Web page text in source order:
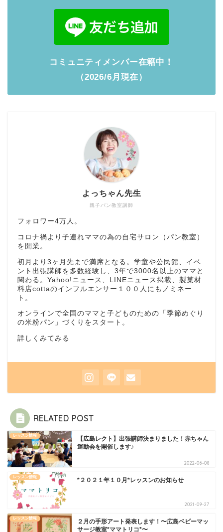
コミュニティメンバー在籍中！
（2026/6月現在）
親子パン教室講師
よっちゃん先生
フォロワー4万人。
コロナ禍より子連れママの為の自宅サロン（パン教室）
を開業。
初月より3ヶ月先まで満席となる。学童や公民館、イベ
ント出張講師を多数経験し、3年で3000名以上のママと
関わる。Yahoo!ニュース、LINEニュース掲載、製菓材
料店cottaのインフルエンサー１００人にもノミネー
ト。
オンラインで全国のママと子どものための「季節めぐり
の米粉パン」づくりをスタート。
詳しくみてみる
RELATED POST
レッスン情報
【広島レクト】出張講師決まりました！赤ちゃん
運動会を開催します♪
2022-06-08
レッスン情報 *２０２１年１０月*レッスンのお知らせ
2021-09-27
レッスン情報
２月の手形アート発表します！〜広島ベビーマッ
サージ教室*ママトリコ*〜